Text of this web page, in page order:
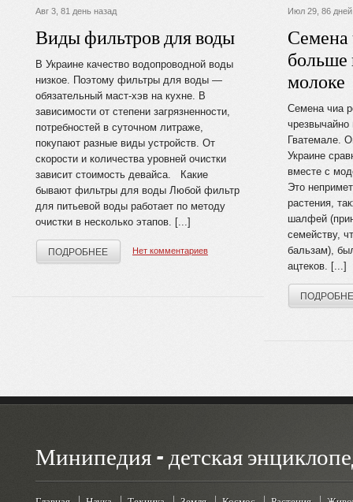
Авг 3, 81 день назад
Виды фильтров для воды
В Украине качество водопроводной воды
низкое. Поэтому фильтры для воды —
обязательный маст-хэв на кухне. В
зависимости от степени загрязненности,
потребностей в суточном литраже,
покупают разные виды устройств. От
скорости и количества уровней очистки
зависит стоимость девайса. Какие
бывают фильтры для воды Любой фильтр
для питьевой воды работает по методу
очистки в несколько этапов. [...]
ПОДРОБНЕЕ Нет комментариев
Июл 29, 86 дней
Семена
больше
молоке
Семена чиа
Гватемале.
Украине
вместе с
Это
растения,
шалфей
семейству,
бальзам),
ацтеков. [...]
Минипедия - детская